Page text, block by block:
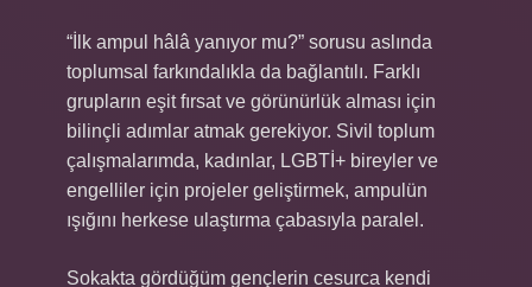
“İlk ampul hâlâ yanıyor mu?” sorusu aslında
toplumsal farkındalıkla da bağlantılı. Farklı
grupların eşit fırsat ve görünürlük alması için
bilinçli adımlar atmak gerekiyor. Sivil toplum
çalışmalarımda, kadınlar, LGBTİ+ bireyler ve
engelliler için projeler geliştirmek, ampulün
ışığını herkese ulaştırma çabasıyla paralel.
Sokakta gördüğüm gençlerin cesurca kendi